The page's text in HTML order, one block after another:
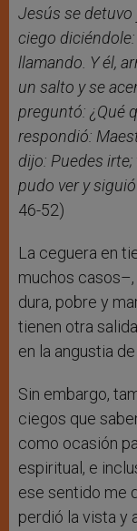
Jesús se detuvo
ciego
llamando. Y él,
un salto y se
preguntó: ¿Qué
respondió:
dijo: Puedes
pudo ver y
46-52)
La ceguera en
muchos
dura, pobre y
tienen otra
en la angustia
Sin embargo,
ciegos que
como ocasión
espiritual, e
ese sentido me
perdió la vista y